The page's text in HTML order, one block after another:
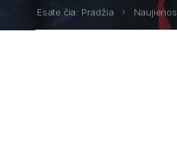
Esate čia: Pradžia Naujienos